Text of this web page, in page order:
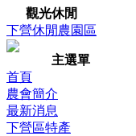
觀光休閒
下營休閒農園區
主選單
首頁
農會簡介
最新消息
下營區特產